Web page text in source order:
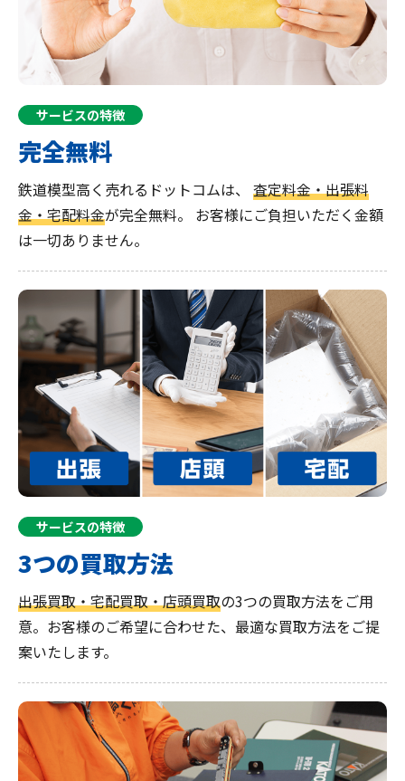
サービスの特徴
完全無料
鉄道模型高く売れるドットコムは、 査定料金・出張料
金・宅配料金が完全無料。 お客様にご負担いただく金額
は一切ありません。
サービスの特徴
3つの買取方法
出張買取・宅配買取・店頭買取の3つの買取方法をご用
意。お客様のご希望に合わせた、最適な買取方法をご提
案いたします。